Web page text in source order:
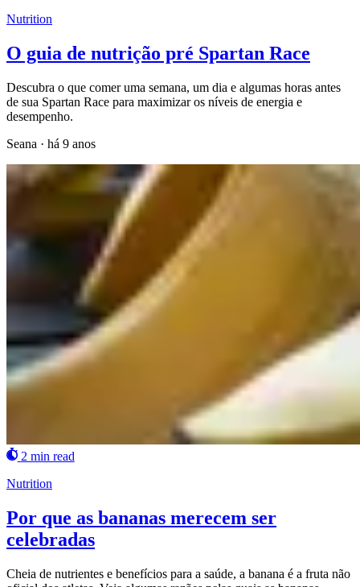
Nutrition
O guia de nutrição pré Spartan Race
Descubra o que comer uma semana, um dia e algumas horas antes
de sua Spartan Race para maximizar os níveis de energia e
desempenho.
Seana · há 9 anos
2 min read
Nutrition
Por que as bananas merecem ser
celebradas
Cheia de nutrientes e benefícios para a saúde, a banana é a fruta não